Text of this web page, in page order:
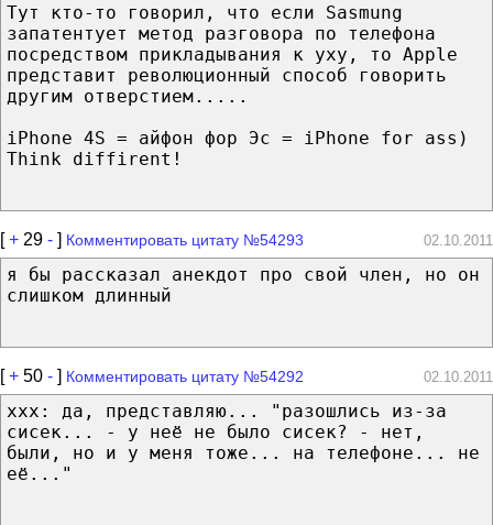
Тут кто-то говорил, что если Sasmung
запатентует метод разговора по телефона
посредством прикладывания к уху, то Apple
представит революционный способ говорить
другим отверстием.....
iPhone 4S = айфон фор Эс = iPhone for ass)
Think diffirent!
[+ 29 - ] Комментировать цитату №54293 02.10.2011
я бы рассказал анекдот про свой член, но он
слишком длинный
[+ 50 - ] Комментировать цитату №54292 02.10.2011
xxx: да, представляю... "разошлись из-за
сисек... - у неё не было сисек? - нет,
были, но и у меня тоже... на телефоне... не
её..."